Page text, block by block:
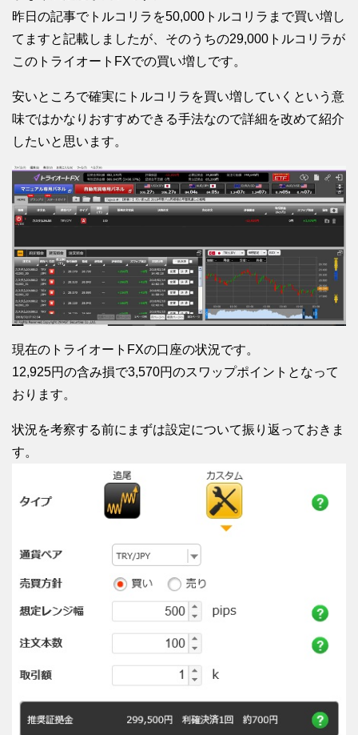
昨日の記事でトルコリラを50,000トルコリラまで買い増し
てますと記載しましたが、そのうちの29,000トルコリラが
このトライオートFXでの買い増しです。
安いところで確実にトルコリラを買い増していくという意
味ではかなりおすすめできる手法なので詳細を改めて紹介
したいと思います。
現在のトライオートFXの口座の状況です。
12,925円の含み損で3,570円のスワップポイントとなって
おります。
状況を考察する前にまずは設定について振り返っておきま
す。